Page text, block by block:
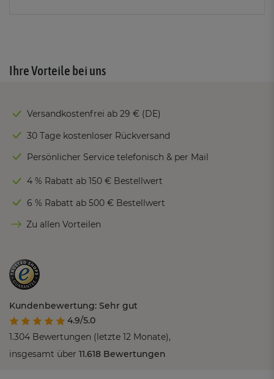
Ihre Vorteile bei uns
Versandkostenfrei ab 29 € (DE)
30 Tage kostenloser Rückversand
Persönlicher Service telefonisch & per Mail
4 % Rabatt ab 150 € Bestellwert
6 % Rabatt ab 500 € Bestellwert
Zu allen Vorteilen
Kundenbewertung: Sehr gut
4.9/5.0
1.304 Bewertungen (letzte 12 Monate),
insgesamt über 11.618 Bewertungen